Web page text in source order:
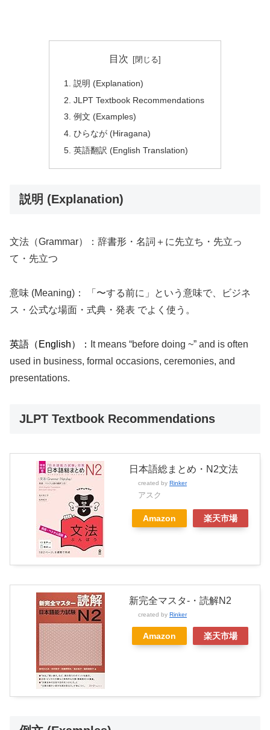
目次
説明 (Explanation)
JLPT Textbook Recommendations
例文 (Examples)
ひらなが (Hiragana)
英語翻訳 (English Translation)
説明 (Explanation)
文法（Grammar）：辞書形・名詞＋に先立ち・先立っ
て・先立つ
意味 (Meaning)： 「〜する前に」という意味で、ビジネ
ス・公式な場面・式典・発表 でよく使う。
英語（English）：
It means “before doing ~” and is often
used in business, formal occasions, ceremonies, and
presentations.
JLPT Textbook Recommendations
日本語総まとめ・N2文法
created by Rinker
アスク
Amazon 楽天市場
新完全マスタ-・読解N2
created by Rinker
Amazon 楽天市場